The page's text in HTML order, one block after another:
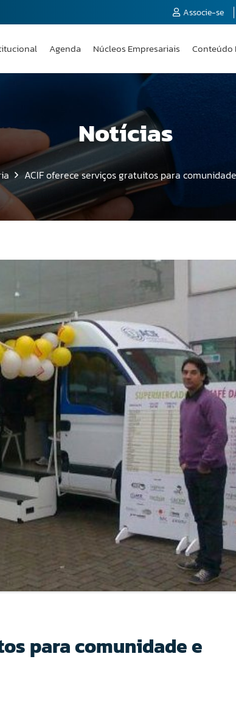
Associe-se
Agenda Núcleos Empresariais Conteúdo
Notícias
ACIF oferece serviços gratuitos para
para comunidade e